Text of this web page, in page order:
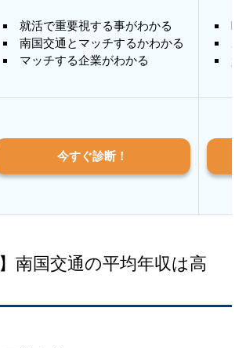
就活で重要視する事がわかる
南国交通とマッチするかわかる
マッチする企業がわかる
質
今すぐ診断！
】南国交通の平均年収は高